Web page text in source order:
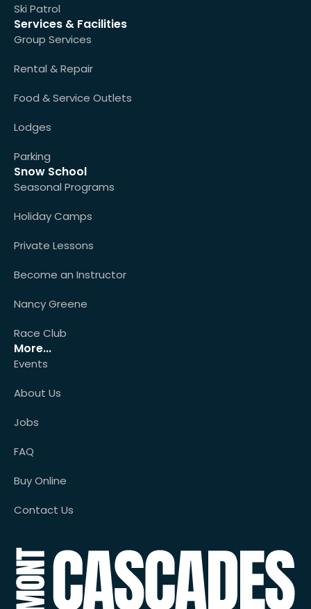
Ski Patrol
Services & Facilities
Group Services
Rental & Repair
Food & Service Outlets
Lodges
Parking
Snow School
Seasonal Programs
Holiday Camps
Private Lessons
Become an Instructor
Nancy Greene
Race Club
More...
Events
About Us
Jobs
FAQ
Buy Online
Contact Us